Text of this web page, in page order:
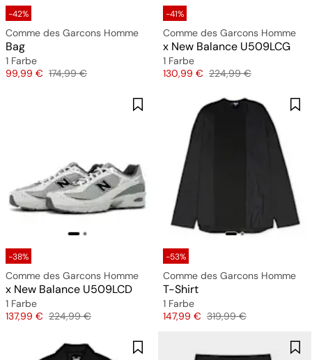
-42%
Comme des Garcons Homme
Bag
1 Farbe
Preis
99,99 € Originalpreis
174,99 €
-41%
Comme des Garcons Homme
x New Balance U509LCG
1 Farbe
Preis
130,99 € Originalpreis
224,99 €
-38%
Comme des Garcons Homme
x New Balance U509LCD
1 Farbe
Preis
137,99 € Originalpreis
224,99 €
-53%
Comme des Garcons Homme
T-Shirt
1 Farbe
Preis
147,99 € Originalpreis
319,99 €